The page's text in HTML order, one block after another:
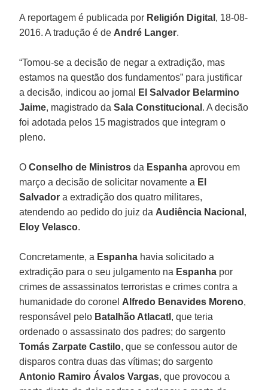
A reportagem é publicada por Religión Digital , 18-08-
2016. A tradução é de André Langer.
“Tomou-se a decisão de negar a extradição, mas
estamos na questão dos fundamentos” para justificar
a decisão, indicou ao jornal
El Salvador Belarmino
Jaime, magistrado daSala Constitucional . A decisão
foi adotada pelos 15 magistrados que integram o
pleno.
OConselho de Ministros da Espanha aprovou em
março a decisão de solicitar novamente a El
Salvador a extradição dos quatro militares,
atendendo ao pedido do juiz da Audiência Nacional ,
Eloy Velasco.
Concretamente, a Espanha havia solicitado a
extradição para o seu julgamento na Espanha por
crimes de assassinatos terroristas e crimes contra a
humanidade do coronel Alfredo Benavides Moreno,
responsável pelo Batalhão Atlacatl , que teria
ordenado o assassinato dos padres; do sargento
Tomás Zarpate Castilo, que se confessou autor de
disparos contra duas das vítimas; do sargento
Antonio Ramiro Ávalos Vargas, que provocou a